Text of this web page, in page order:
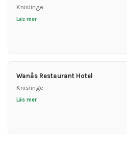
Knislinge
Läs mer
Wanås Restaurant Hotel
Knislinge
Läs mer